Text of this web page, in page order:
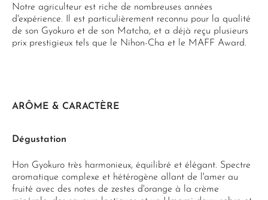
Notre agriculteur est riche de nombreuses années
d'expérience. Il est particulièrement reconnu pour la qualité
de son Gyokuro et de son Matcha, et a déjà reçu plusieurs
prix prestigieux tels que le Nihon-Cha et le MAFF Award.
ARÔME & CARACTÈRE
Dégustation
Hon Gyokuro très harmonieux, équilibré et élégant. Spectre
aromatique complexe et hétérogène allant de l'amer au
fruité avec des notes de zestes d'orange à la crème